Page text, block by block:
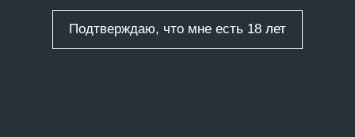
Подтверждаю, что мне есть 18 лет